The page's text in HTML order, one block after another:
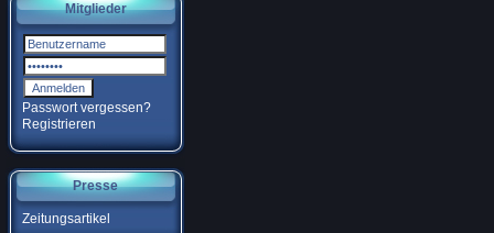
Mitglieder
Passwort vergessen?
Registrieren
Presse
Zeitungsartikel